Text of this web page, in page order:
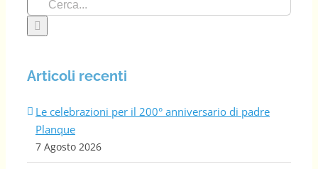
Articoli recenti
Le celebrazioni per il 200° anniversario di padre
Planque
7 Agosto 2026